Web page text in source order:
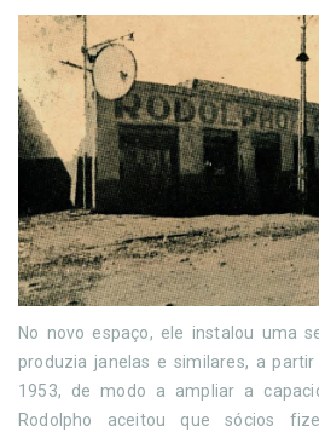
No novo espaço, ele instalou uma
produzia janelas e similares, a
1953, de modo a ampliar a
Rodolpho aceitou que sócios